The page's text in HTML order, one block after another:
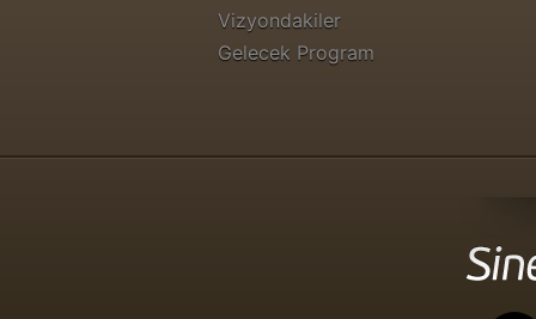
Vizyondakiler
Gelecek Program